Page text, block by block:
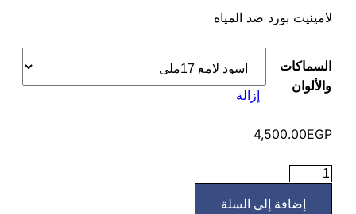
⁦4,500.00EGP⁩
لامينيت بورد ضد المياه
السماكات
والألوان
إزالة
4,500.00EGP
كمية
إضافة إلى السلة